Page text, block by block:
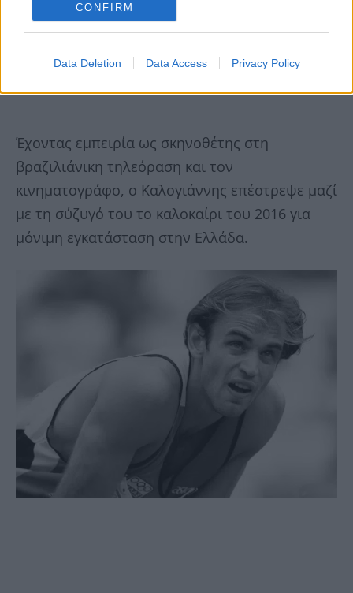
CONFIRM
Data Deletion Data Access Privacy Policy
Έχοντας εμπειρία ως σκηνοθέτης στη
βραζιλιάνικη τηλεόραση και τον
κινηματογράφο, ο Καλογιάννης επέστρεψε μαζί
με τη σύζυγό του το καλοκαίρι του 2016 για
μόνιμη εγκατάσταση στην Ελλάδα.